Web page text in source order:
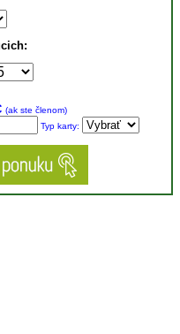
(ak ste členom)
Typ karty: